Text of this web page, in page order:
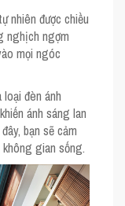
nhiên được chiều
nghịch ngợm
mọi ngóc
đèn ánh
ánh sáng lan
bạn sẽ cảm
gian sống.